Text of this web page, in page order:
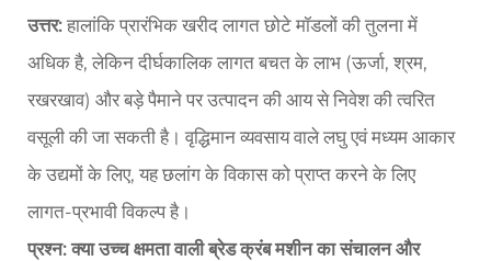
उत्तर: हालांकि प्रारंभिक खरीद लागत छोटे मॉडलों की तुलना में
अधिक है, लेकिन दीर्घकालिक लागत बचत के लाभ (ऊर्जा, श्रम,
रखरखाव) और बड़े पैमाने पर उत्पादन की आय से निवेश की त्वरित
वसूली की जा सकती है। वृद्धिमान व्यवसाय वाले लघु एवं मध्यम आकार
के उद्यमों के लिए, यह छलांग के विकास को प्राप्त करने के लिए
लागत-प्रभावी विकल्प है।
प्रश्न: क्या उच्च क्षमता वाली ब्रेड क्रंब मशीन का संचालन और